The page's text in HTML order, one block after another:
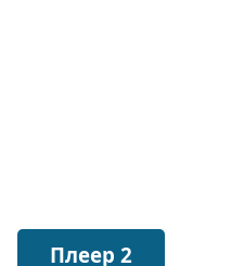
Плеер 2